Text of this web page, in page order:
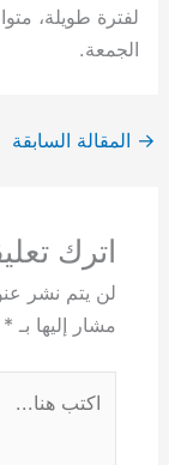
لفترة طويلة،
الجمعة.
→ المقالة السابقة
اترك
لن يتم نشر
مشار إليها بـ *
هنا...